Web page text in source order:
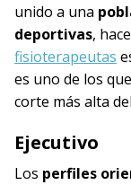
unido a una
deportivas,
fisioterapeutas
es uno de los
corte más alta
Ejecutivo
Los perfiles